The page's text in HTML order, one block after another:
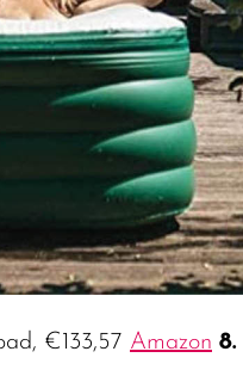
€133,57 Amazon 8.